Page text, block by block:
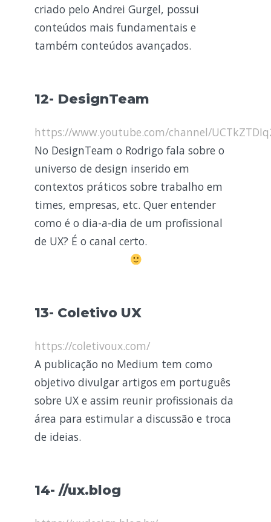
criado pelo Andrei Gurgel, possui
conteúdos mais fundamentais e
também conteúdos avançados.
12- DesignTeam
https://www.youtube.com/channel/
No DesignTeam o Rodrigo fala sobre o
universo de design inserido em
contextos práticos sobre trabalho em
times, empresas, etc. Quer entender
como é o dia-a-dia de um profissional
de UX? É o canal certo.
13- Coletivo UX
https://coletivoux.com/
A publicação no Medium tem como
objetivo divulgar artigos em português
sobre UX e assim reunir profissionais da
área para estimular a discussão e troca
de ideias.
14- //ux.blog